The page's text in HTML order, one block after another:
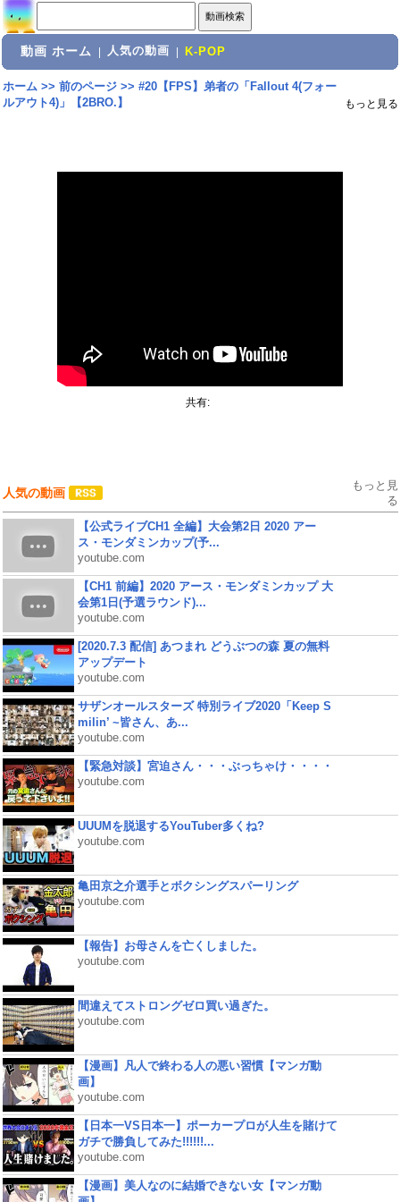
動画 ホーム 人気の動画 K-POP
ホーム>> 前のページ>> #20【FPS】弟者の「Fallout 4(フォー
ルアウト4)」【2BRO.】
もっと見る
共有:
人気の動画
もっと見
る
【公式ライブCH1 全編】大会第2日 2020 アー
ス・モンダミンカップ(予...
youtube.com
【CH1 前編】2020 アース・モンダミンカップ 大
会第1日(予選ラウンド)...
youtube.com
[2020.7.3 配信] あつまれ どうぶつの森 夏の無料
アップデート
youtube.com
サザンオールスターズ 特別ライブ2020「Keep S
milin’ ~皆さん、あ...
youtube.com
【緊急対談】宮迫さん・・・ぶっちゃけ・・・・
youtube.com
UUUMを脱退するYouTuber多くね?
youtube.com
亀田京之介選手とボクシングスパーリング
youtube.com
【報告】お母さんを亡くしました。
youtube.com
間違えてストロングゼロ買い過ぎた。
youtube.com
【漫画】凡人で終わる人の悪い習慣【マンガ動
画】
youtube.com
【日本一VS日本一】ポーカープロが人生を賭けて
ガチで勝負してみた!!!!!!...
youtube.com
【漫画】美人なのに結婚できない女【マンガ動